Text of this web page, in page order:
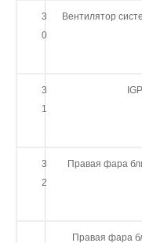
3
0
Вентилятор
3
1
3
2
Правая фара
Правая фара